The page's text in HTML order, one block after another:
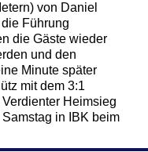
von Daniel
Führung
die Gäste wieder
und den
Minute später
mit dem 3:1
Heimsieg
in IBK beim